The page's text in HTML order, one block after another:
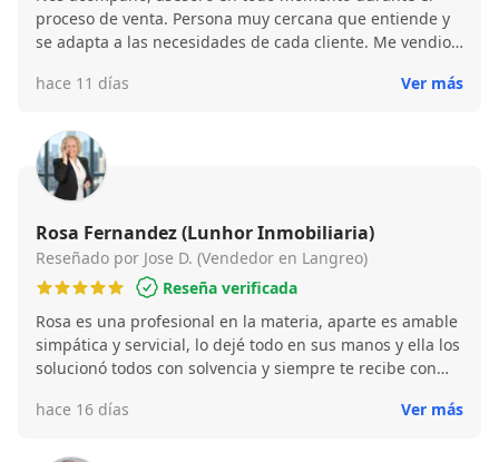
proceso de venta. Persona muy cercana que entiende y
se adapta a las necesidades de cada cliente. Me vendio
como profesional como persona.
hace 11 días Ver más
Rosa Fernandez (Lunhor Inmobiliaria)
Reseñado por Jose D. (Vendedor en Langreo)
Reseña verificada
Rosa es una profesional en la materia, aparte es amable
simpática y servicial, lo dejé todo en sus manos y ella los
solucionó todos con solvencia y siempre te recibe con
alguna transacción más lo haría con ella sin ninguna
hace 16 días Ver más